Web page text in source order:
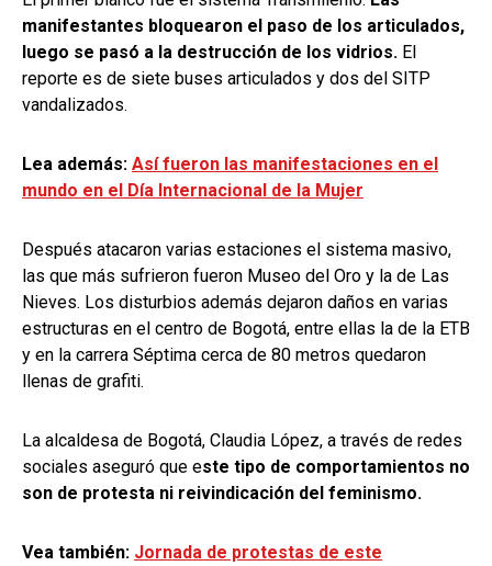
manifestantes bloquearon el paso de los articulados,
luego se pasó a la destrucción de los vidrios. El
reporte es de siete buses articulados y dos del SITP
vandalizados.
Lea además: Así fueron las manifestaciones en el
mundo en el Día Internacional de la Mujer
Después atacaron varias estaciones el sistema masivo,
las que más sufrieron fueron Museo del Oro y la de Las
Nieves. Los disturbios además dejaron daños en varias
estructuras en el centro de Bogotá, entre ellas la de la ETB
y en la carrera Séptima cerca de 80 metros quedaron
llenas de grafiti.
La alcaldesa de Bogotá, Claudia López, a través de redes
sociales aseguró que este tipo de comportamientos no
son de protesta ni reivindicación del feminismo.
Vea también: Jornada de protestas de este